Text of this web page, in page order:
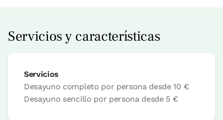
Servicios y características
Servicios
Desayuno completo por persona desde10 €
Desayuno sencillo por persona desde 5 €